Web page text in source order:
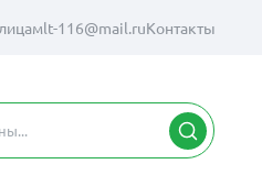
lt-116@mail.ruКонтакты